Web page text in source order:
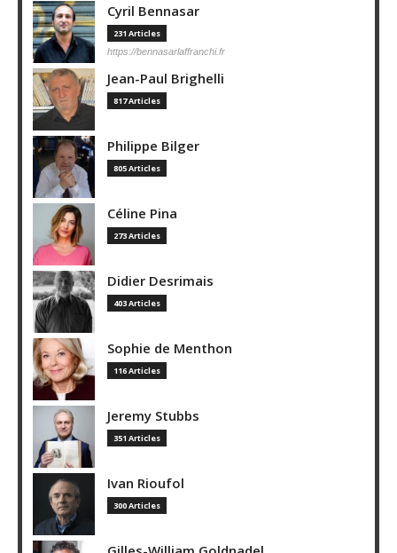
Cyril Bennasar
231 Articles
https://bennasarlaffranchi.fr
Jean-Paul Brighelli
817 Articles
Philippe Bilger
805 Articles
Céline Pina
273 Articles
Didier Desrimais
403 Articles
Sophie de Menthon
116 Articles
Jeremy Stubbs
351 Articles
Ivan Rioufol
300 Articles